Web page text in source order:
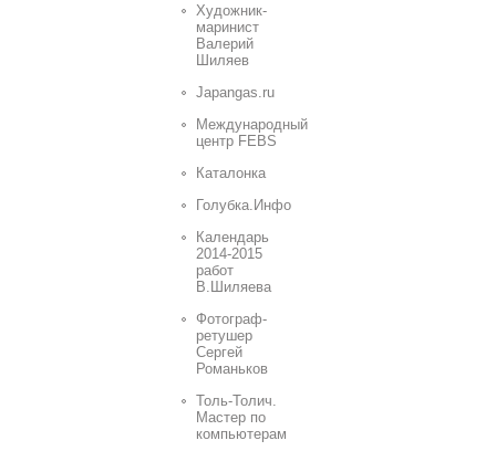
Художник-
маринист
Валерий
Шиляев
Japangas.ru
Международный
центр FEBS
Каталонка
Голубка.Инфо
Календарь
2014-2015
работ
В.Шиляева
Фотограф-
ретушер
Сергей
Романьков
Толь-Толич.
Мастер по
компьютерам